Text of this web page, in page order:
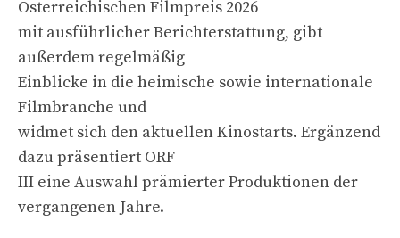
Österreichischen Filmpreis 2026
mit ausführlicher Berichterstattung, gibt
außerdem regelmäßig
Einblicke in die heimische sowie internationale
Filmbranche und
widmet sich den aktuellen Kinostarts. Ergänzend
dazu präsentiert ORF
III eine Auswahl prämierter Produktionen der
vergangenen Jahre.